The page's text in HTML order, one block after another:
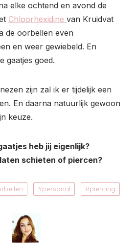
elke ochtend en avond de
Chloorhexidine van Kruidvat
de oorbellen even
en weer gewiebeld. En
gaatjes goed.
zijn zal ik er tijdelijk een
En daarna natuurlijk gewoon
keuze.
heb jij eigenlijk?
schieten of piercen?
personal piercing